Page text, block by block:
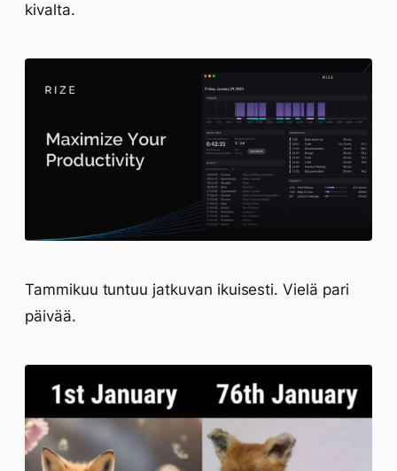
kivalta.
Tammikuu tuntuu jatkuvan ikuisesti. Vielä pari
päivää.